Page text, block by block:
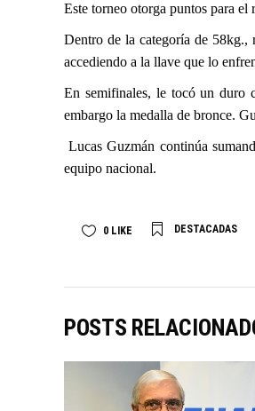
Este torneo otorga puntos para el
Dentro de la categoría de 58kg.,
accediendo a la llave que lo
En semifinales, le tocó un duro
embargo la medalla de bronce.
Lucas Guzmán continúa
equipo nacional.
0 LIKE DESTACADAS
POSTS